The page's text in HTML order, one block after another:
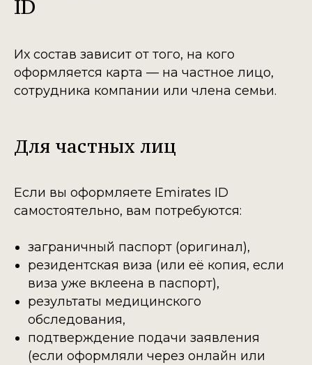
ID
Их состав зависит от того, на кого
оформляется карта — на частное лицо,
сотрудника компании или члена семьи.
Для частных лиц
Если вы оформляете Emirates ID
самостоятельно, вам потребуются:
заграничный паспорт (оригинал),
резидентская виза (или её копия, если
виза уже вклеена в паспорт),
результаты медицинского
обследования,
подтверждение подачи заявления
(если оформляли через онлайн или